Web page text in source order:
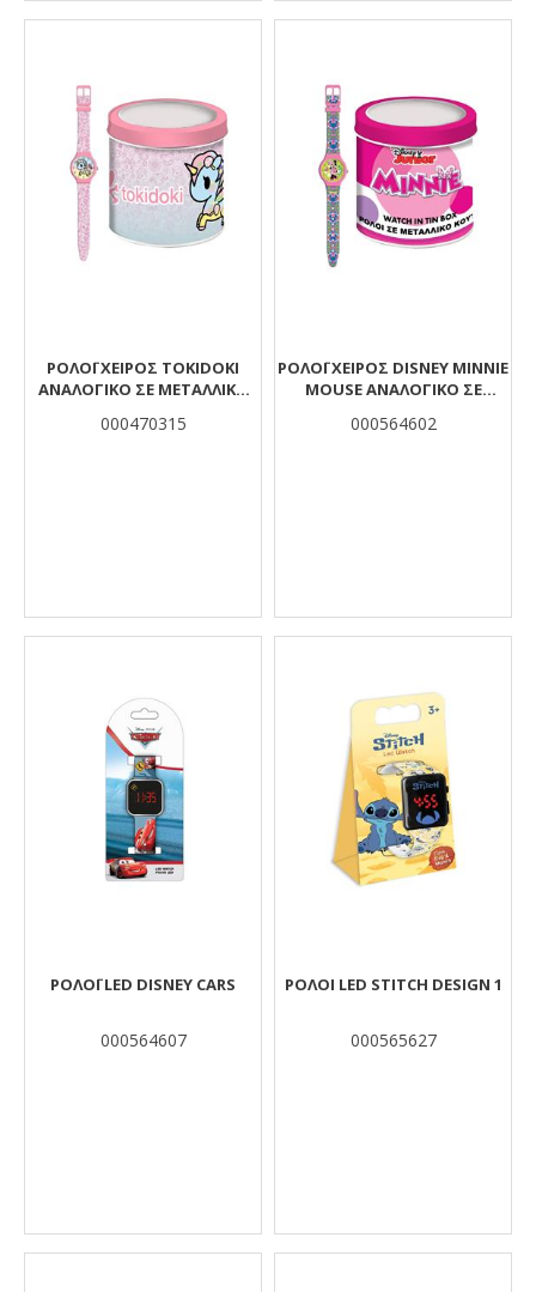
ΡΟΛΌΙ ΧΕΙΡΌΣ TOKIDOKI
ΑΝΑΛΟΓΙΚΌ ΣΕ ΜΕΤΑΛΛΙΚΌ
000470315
ΡΟΛΌΙ ΧΕΙΡΌΣ DISNEY MINNIE
MOUSE ΑΝΑΛΟΓΙΚΌ ΣΕ
000564602
ΡΟΛΌΙ LED DISNEY CARS
000564607
ΡΟΛΟΙ LED STITCH DESIGN 1
000565627